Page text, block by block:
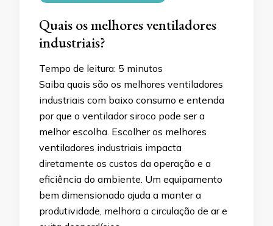
Quais os melhores ventiladores
industriais?
Tempo de leitura: 5 minutos
Saiba quais são os melhores ventiladores
industriais com baixo consumo e entenda
por que o ventilador siroco pode ser a
melhor escolha. Escolher os melhores
ventiladores industriais impacta
diretamente os custos da operação e a
eficiência do ambiente. Um equipamento
bem dimensionado ajuda a manter a
produtividade, melhora a circulação de ar e